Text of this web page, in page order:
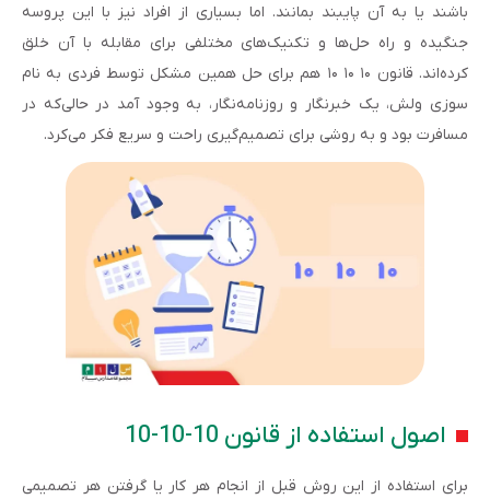
باشند یا به آن پایبند بمانند. اما بسیاری از افراد نیز با این پروسه
جنگیده و راه حل‌ها و تکنیک‌های مختلفی برای مقابله با آن خلق
کرده‌اند. قانون ۱۰ ۱۰ ۱۰ هم برای حل همین مشکل توسط فردی به نام
سوزی ولش، یک خبرنگار و روزنامه‌نگار، به وجود آمد در حالی‌که در
مسافرت بود و به روشی برای تصمیم‌گیری راحت و سریع فکر می‌کرد.
اصول استفاده از قانون 10-10-10
برای استفاده از این روش قبل از انجام هر کار یا گرفتن هر تصمیمی